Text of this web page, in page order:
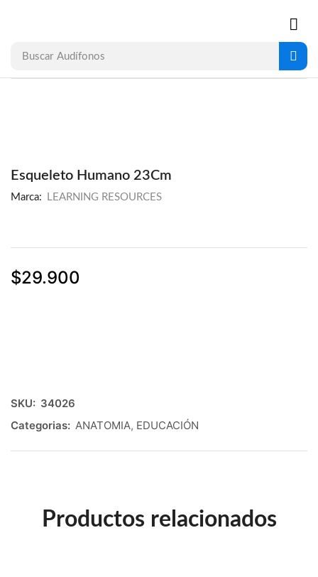
Buscar Audífonos
Esqueleto Humano 23Cm
Marca: LEARNING RESOURCES
$29.900
SKU: 34026
Categorias: ANATOMIA, EDUCACIÓN
Productos relacionados